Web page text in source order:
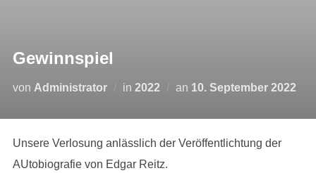
Gewinnspiel
von Administrator in 2022 an Veröffentlicht
10. September 2022
Unsere Verlosung anlässlich der Veröffentlichtung der
AUtobiografie von Edgar Reitz.